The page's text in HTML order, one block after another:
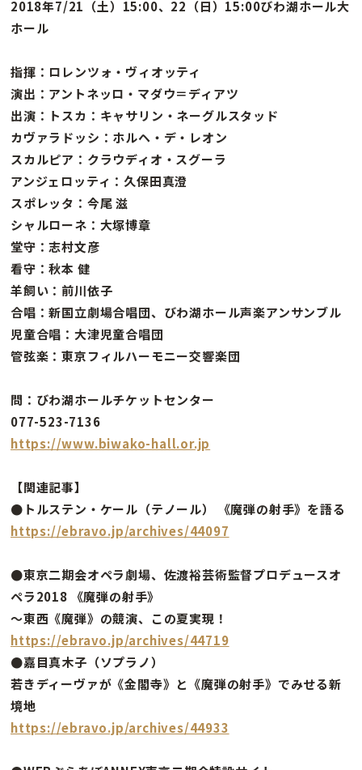
2018年7/21（土）15:00、22（日）15:00びわ湖ホール大
ホール
指揮：ロレンツォ・ヴィオッティ
演出：アントネッロ・マダウ＝ディアツ
出演：トスカ：キャサリン・ネーグルスタッド
カヴァラドッシ：ホルヘ・デ・レオン
スカルピア：クラウディオ・スグーラ
アンジェロッティ：久保田真澄
スポレッタ：今尾 滋
シャルローネ：大塚博章
堂守：志村文彦
看守：秋本 健
羊飼い：前川依子
合唱：新国立劇場合唱団、びわ湖ホール声楽アンサンブル
児童合唱：大津児童合唱団
管弦楽：東京フィルハーモニー交響楽団
問：びわ湖ホールチケットセンター
077-523-7136
https://www.biwako-hall.or.jp
【関連記事】
●トルステン・ケール（テノール） 《魔弾の射手》を語る
https://ebravo.jp/archives/44097
●東京二期会オペラ劇場、佐渡裕芸術監督プロデュースオ
ペラ2018 《魔弾の射手》
〜東西《魔弾》の競演、この夏実現！
https://ebravo.jp/archives/44719
●嘉目真木子（ソプラノ）
若きディーヴァが《金閣寺》と《魔弾の射手》でみせる新
境地
https://ebravo.jp/archives/44933